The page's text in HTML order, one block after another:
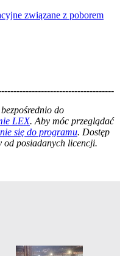
związane z poborem
do
LEX. Aby móc przeglądać
się do programu. Dostęp
od posiadanych licencji.